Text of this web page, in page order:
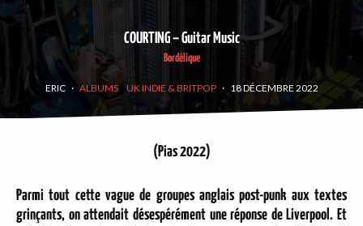
COURTING – Guitar Music
Bordélique
ERIC · ALBUMS UK INDIE & BRITPOP · 18 DÉCEMBRE 2022
(Pias 2022)
Parmi tout cette vague de groupes anglais post-punk aux textes
grinçants, on attendait désespérément une réponse de Liverpool. Et